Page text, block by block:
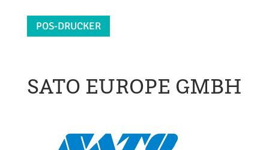
POS-DRUCKER
SATO EUROPE GMBH